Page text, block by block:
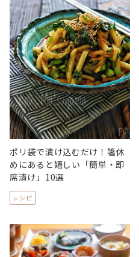
ポリ袋で漬け込むだけ！箸休
めにあると嬉しい「簡単・即
席漬け」10選
レシピ